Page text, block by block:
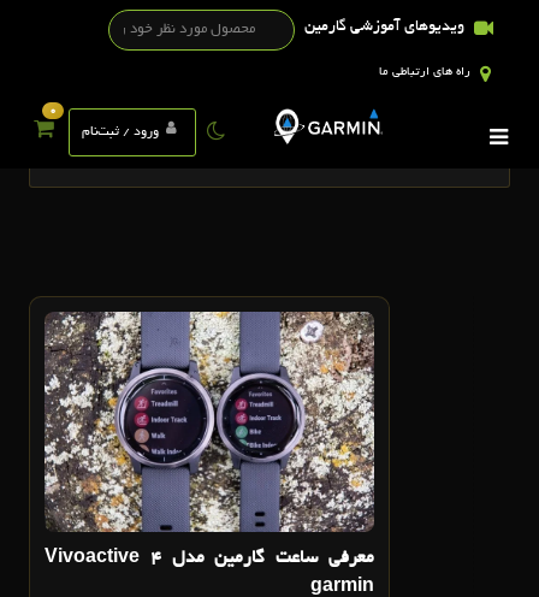
ویدیوهای آموزشی گارمین
راه های ارتباطی ما
ورود / ثبت‌نام
0
تگ ها
معرفي ساعت گارمين مدل Vivoactive 4
garmin